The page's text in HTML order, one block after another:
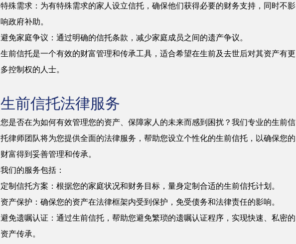
特殊需求：为有特殊需求的家人设立信托，确保他们获得必要的财务支持，同时不影
响政府补助。
避免家庭争议：通过明确的信托条款，减少家庭成员之间的遗产争议。
生前信托是一个有效的财富管理和传承工具，适合希望在生前及去世后对其资产有更
多控制权的人士。
生前信托法律服务
您是否在为如何有效管理您的资产、保障家人的未来而感到困扰？我们专业的生前信
托律师团队将为您提供全面的法律服务，帮助您设立个性化的生前信托，以确保您的
财富得到妥善管理和传承。
我们的服务包括：
定制信托方案：根据您的家庭状况和财务目标，量身定制合适的生前信托计划。
资产保护：确保您的资产在法律框架内受到保护，免受债务和法律责任的影响。
避免遗嘱认证：通过生前信托，帮助您避免繁琐的遗嘱认证程序，实现快速、私密的
资产传承。